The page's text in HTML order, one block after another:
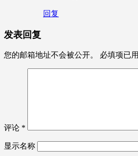
回复
发表回复
您的邮箱地址不会被公开。 必填项已用
评论 *
显示名称